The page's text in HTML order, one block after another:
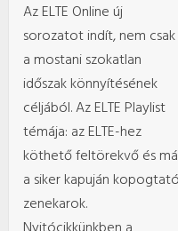
Az ELTE Online új
sorozatot indít, nem csak
a mostani szokatlan
időszak könnyítésének
céljából. Az ELTE Playlist
témája: az ELTE-hez
köthető feltörekvő és
a siker kapuján kopogtató
zenekarok.